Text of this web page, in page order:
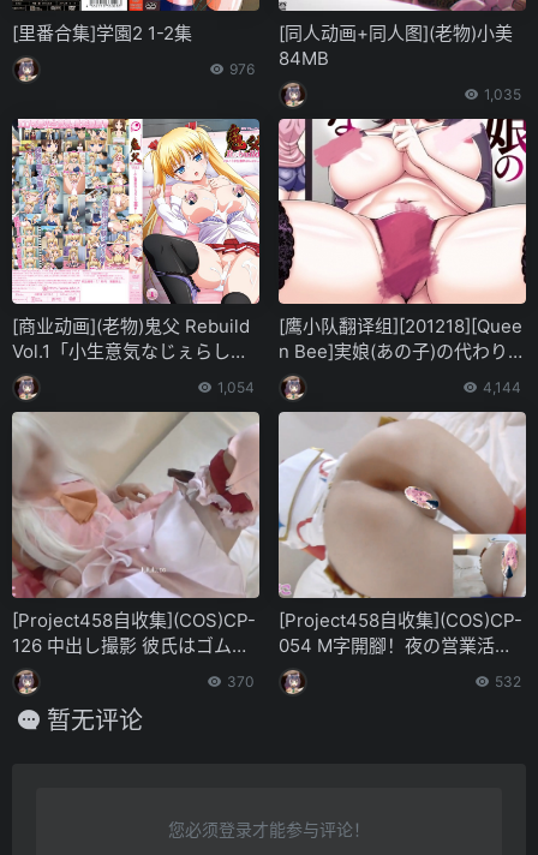
[里番合集]学園2 1-2集
976
[同人动画+同人图](老物)小美
84MB
1,035
[商业动画](老物)鬼父 Rebuild
Vol.1「小生意気なじぇらしぃ
輪舞（ロンド）」
1,054
[鹰小队翻译组][201218][Quee
n Bee]実娘(あの子)の代わりに
好きなだけ 前編(1080P) 4,144
[Project458自收集](COS)CP-
126 中出し撮影 彼氏はゴム付
き編 レイヤープリヤちゃんこ
っそりえっちなバイト 第三三
四弹
370
[Project458自收集](COS)CP-
054 M字開腳！夜の営業活動
日誌ぷらす！アイマス雪歩の
孕ませ営業♪ 第二六二弹
532
暂无评论
您必须登录才能参与评论！